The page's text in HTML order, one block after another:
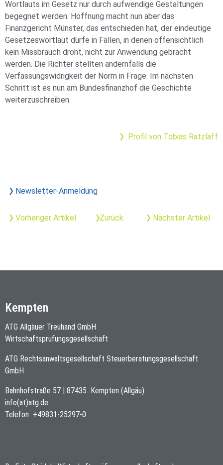
Wortlauts im Gesetz nur durch aufwendige Gestaltungen
begegnet werden. Hoffnung macht nun aber das
Finanzgericht Münster, das entschieden hat, der eindeutige
Gesetzeswortlaut dürfe in Fällen, in denen offensichtlich
kein Missbrauch droht, nicht zur Anwendung gebracht
werden. Die Richter stellten andernfalls die
Verfassungswidrigkeit der Norm in Frage. Im nächsten
Schritt ist es nun am Bundesfinanzhof die Geschichte
weiterzuschreiben.
Profil von Tobias Ratzlaff
Newsletter-Anmeldung
Vorheriger Artikel Zurück Nächster Artikel
Kempten
ATG Allgäuer Treuhand GmbH
Wirtschaftsprüfungsgesellschaft
ATG Rechtsanwaltsgesellschaft Steuerberatungsgesellschaft
GmbH
Bahnhofstraße 57 87435
Kempten (Allgäu)
info(at)atg.de
Telefon +49831-25297-0